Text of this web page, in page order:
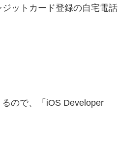
ットカード登録の自宅電話
ので、「iOS Developer